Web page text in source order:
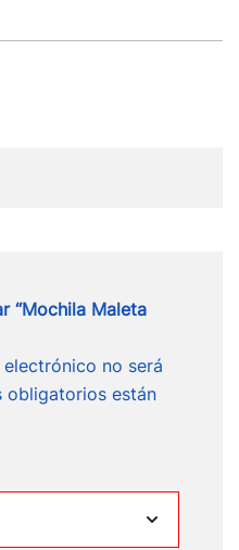
“Mochila Maleta
no será
obligatorios están